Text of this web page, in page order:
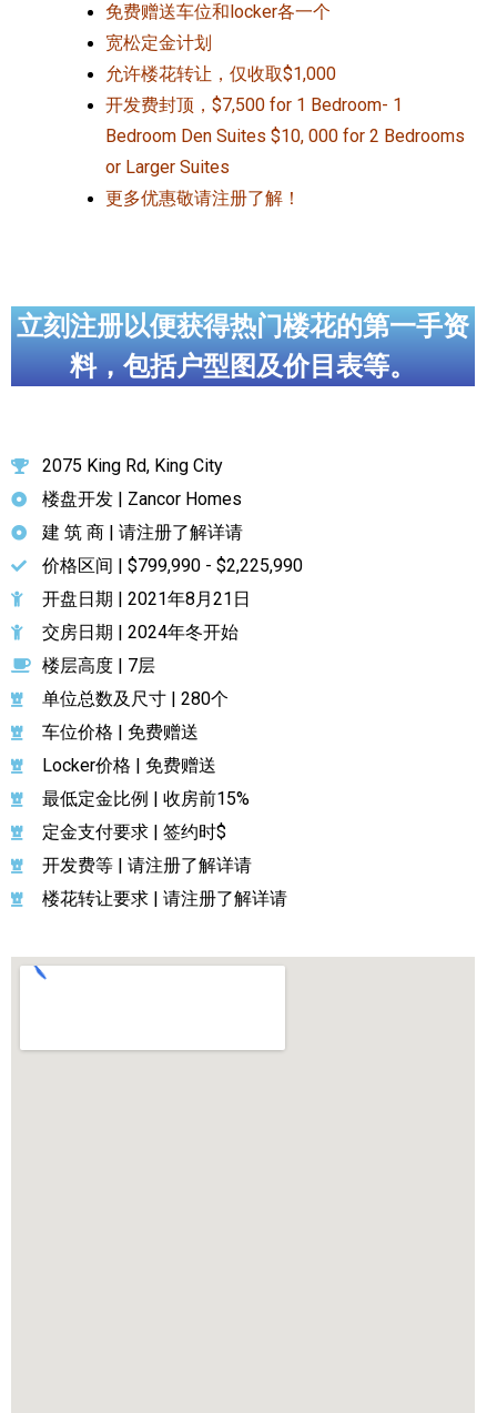
免费赠送车位和locker各一个
宽松定金计划
允许楼花转让，仅收取$1,000
开发费封顶，$7,500 for 1 Bedroom- 1
Bedroom Den Suites $10, 000 for 2 Bedrooms
or Larger Suites
更多优惠敬请注册了解！
立刻注册以便获得热门楼花的第一手资
料，包括户型图及价目表等。
2075 King Rd, King City
楼盘开发 | Zancor Homes
建 筑 商 | 请注册了解详请
价格区间 | $799,990 - $2,225,990
开盘日期 | 2021年8月21日
交房日期 | 2024年冬开始
楼层高度 | 7层
单位总数及尺寸 | 280个
车位价格 | 免费赠送
Locker价格 | 免费赠送
最低定金比例 | 收房前15%
定金支付要求 | 签约时$
开发费等 | 请注册了解详请
楼花转让要求 | 请注册了解详请